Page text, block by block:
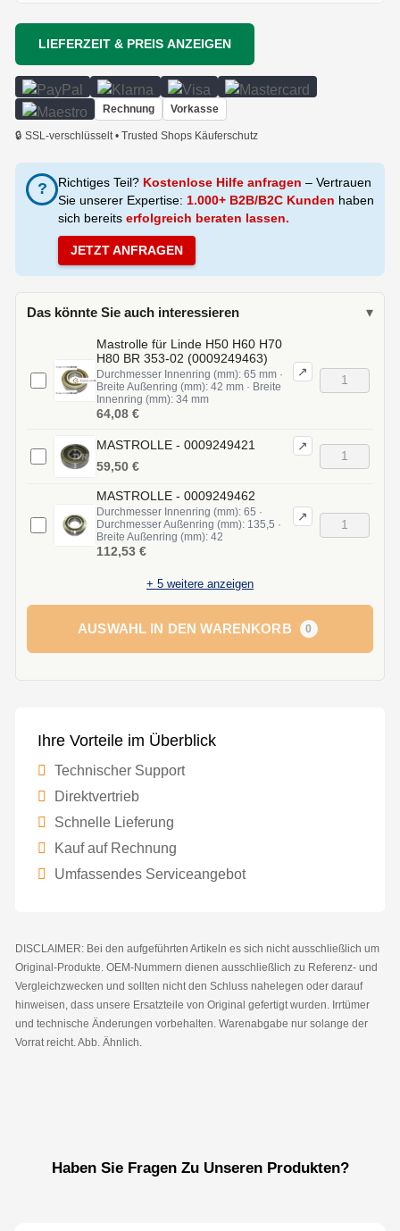
LIEFERZEIT & PREIS ANZEIGEN
Rechnung Vorkasse
🔒 SSL-verschlüsselt • Trusted Shops Käuferschutz
? Richtiges Teil? Kostenlose Hilfe anfragen – Vertrauen
Sie unserer Expertise: 1.000+ B2B/B2C Kunden haben
sich bereits erfolgreich beraten lassen.
JETZT ANFRAGEN
Das könnte Sie auch interessieren ▾
Mastrolle für Linde H50 H60 H70
H80 BR 353-02 (0009249463)
Durchmesser Innenring (mm): 65 mm ·
Breite Außenring (mm): 42 mm · Breite
Innenring (mm): 34 mm
↗
64,08 €
MASTROLLE - 0009249421 ↗
59,50 €
MASTROLLE - 0009249462
Durchmesser Innenring (mm): 65 ·
Durchmesser Außenring (mm): 135,5 ·
Breite Außenring (mm): 42
↗
112,53 €
+ 5 weitere anzeigen
AUSWAHL IN DEN WARENKORB 0
Ihre Vorteile im Überblick
Technischer Support
Direktvertrieb
Schnelle Lieferung
Kauf auf Rechnung
Umfassendes Serviceangebot
DISCLAIMER: Bei den aufgeführten Artikeln es sich nicht ausschließlich um
Original-Produkte. OEM-Nummern dienen ausschließlich zu Referenz- und
Vergleichzwecken und sollten nicht den Schluss nahelegen oder darauf
hinweisen, dass unsere Ersatzteile von Original gefertigt wurden. Irrtümer
und technische Änderungen vorbehalten. Warenabgabe nur solange der
Vorrat reicht. Abb. Ähnlich.
Haben Sie Fragen Zu Unseren Produkten?